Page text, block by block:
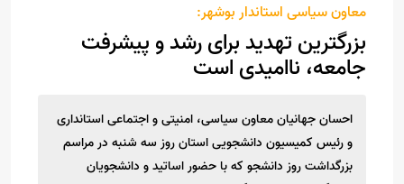
معاون سیاسی استاندار بوشهر:
بزرگترین تهدید برای رشد و پیشرفت
جامعه، ناامیدی است
احسان جهانیان معاون سیاسی، امنیتی و اجتماعی استانداری
و رئیس کمیسیون دانشجویی استان روز سه شنبه در مراسم
بزرگداشت روز دانشجو که با حضور اساتید و دانشجویان